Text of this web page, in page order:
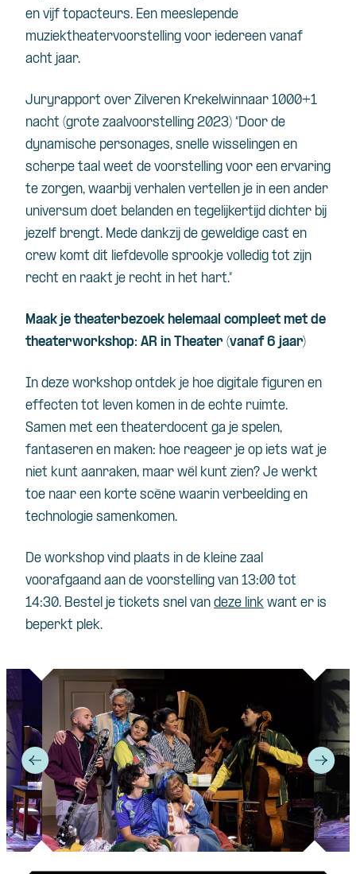
en vijf topacteurs. Een meeslepende
muziektheatervoorstelling voor iedereen vanaf
acht jaar.
Juryrapport over Zilveren Krekelwinnaar 1000+1
nacht (grote zaalvoorstelling 2023) “Door de
dynamische personages, snelle wisselingen en
scherpe taal weet de voorstelling voor een ervaring
te zorgen, waarbij verhalen vertellen je in een ander
universum doet belanden en tegelijkertijd dichter bij
jezelf brengt. Mede dankzij de geweldige cast en
crew komt dit liefdevolle sprookje volledig tot zijn
recht en raakt je recht in het hart.”
Maak je theaterbezoek helemaal compleet met de
theaterworkshop: AR in Theater (vanaf 6 jaar)
In deze workshop ontdek je hoe digitale figuren en
effecten tot leven komen in de echte ruimte.
Samen met een theaterdocent ga je spelen,
fantaseren en maken: hoe reageer je op iets wat je
niet kunt aanraken, maar wél kunt zien? Je werkt
toe naar een korte scène waarin verbeelding en
technologie samenkomen.
De workshop vind plaats in de kleine zaal
voorafgaand aan de voorstelling van 13:00 tot
14:30. Bestel je tickets snel van deze link want er is
beperkt plek.